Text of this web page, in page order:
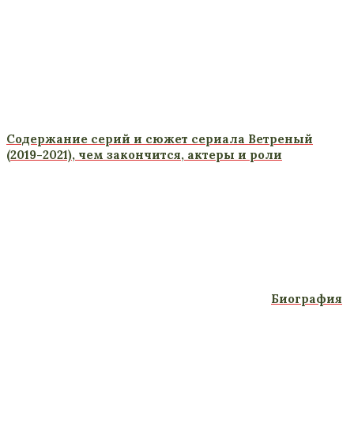
Содержание серий и сюжет сериала Ветреный
(2019-2021), чем закончится, актеры и роли
Биография